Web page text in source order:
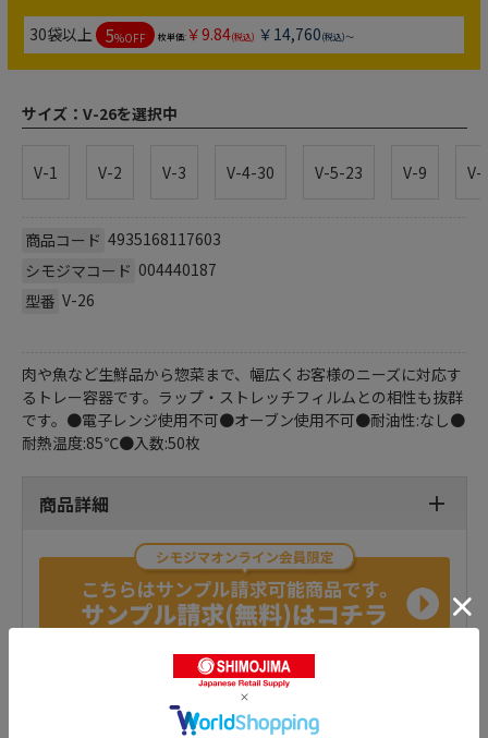
30袋以上 5%OFF 枚単価:￥9.84(税込) ￥14,760(税込)～
サイズ： V-26を選択中
V-1 V-2 V-3 V-4-30 V-5-23 V-9 V-
商品コード 4935168117603
シモジマコード 004440187
型番 V-26
肉や魚など生鮮品から惣菜まで、幅広くお客様のニーズに対応す
るトレー容器です。ラップ・ストレッチフィルムとの相性も抜群
です。●電子レンジ使用不可●オーブン使用不可●耐油性:なし●
耐熱温度:85℃●入数:50枚
商品詳細